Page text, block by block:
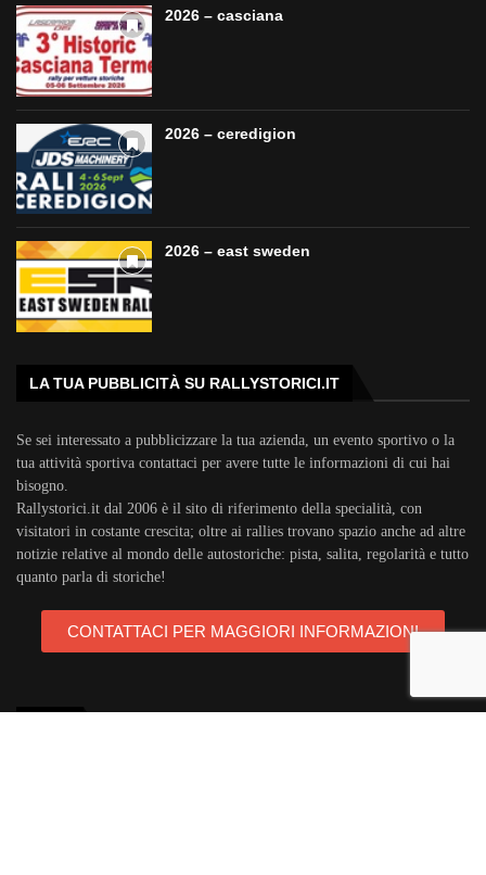
2026 – casciana
2026 – ceredigion
2026 – east sweden
LA TUA PUBBLICITÀ SU RALLYSTORICI.IT
Se sei interessato a pubblicizzare la tua azienda, un evento sportivo o la
tua attività sportiva contattaci per avere tutte le informazioni di cui hai
bisogno.
Rallystorici.it dal 2006 è il sito di riferimento della specialità, con
visitatori in costante crescita; oltre ai rallies trovano spazio anche ad altre
notizie relative al mondo delle autostoriche: pista, salita, regolarità e tutto
quanto parla di storiche!
CONTATTACI PER MAGGIORI INFORMAZIONI